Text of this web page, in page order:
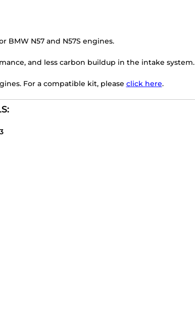
BMW N57 and N57S engines.
and less carbon buildup in the intake system.
For a compatible kit, please click here.